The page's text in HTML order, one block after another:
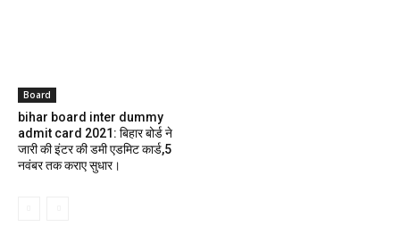
Board
bihar board inter dummy
admit card 2021: बिहार बोर्ड ने
जारी की इंटर की डमी एडमिट कार्ड,5
नवंबर तक कराए सुधार।